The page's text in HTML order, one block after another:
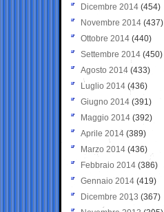
Dicembre 2014 (454)
Novembre 2014 (437)
Ottobre 2014 (440)
Settembre 2014 (450)
Agosto 2014 (433)
Luglio 2014 (436)
Giugno 2014 (391)
Maggio 2014 (392)
Aprile 2014 (389)
Marzo 2014 (436)
Febbraio 2014 (386)
Gennaio 2014 (419)
Dicembre 2013 (367)